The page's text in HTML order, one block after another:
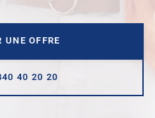
UNE OFFRE
40 20 20